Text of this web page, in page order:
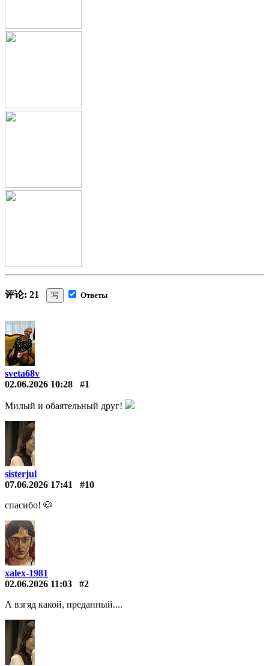
评论: 21 写 Ответы
sveta68v
02.06.2026 10:28
#1
Милый и обаятельный друг!
sisterjul
07.06.2026 17:41
#10
спасибо! 🐶
xalex-1981
02.06.2026 11:03
#2
А взгяд какой, преданный....